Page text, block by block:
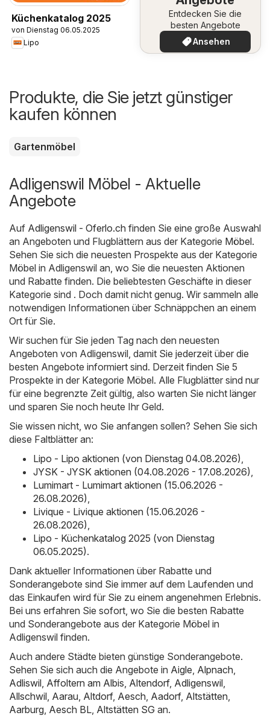
Küchenkatalog 2025
von Dienstag 06.05.2025
Lipo
Entdecken Sie die
besten Angebote
Ansehen
Produkte, die Sie jetzt günstiger
kaufen können
Gartenmöbel
Adligenswil Möbel - Aktuelle
Angebote
Auf Adligenswil - Oferlo.ch finden Sie eine große Auswahl
an Angeboten und Flugblättern aus der Kategorie Möbel.
Sehen Sie sich die neuesten Prospekte aus der Kategorie
Möbel in Adligenswil an, wo Sie die neuesten Aktionen
und Rabatte finden. Die beliebtesten Geschäfte in dieser
Kategorie sind . Doch damit nicht genug. Wir sammeln alle
notwendigen Informationen über Schnäppchen an einem
Ort für Sie.
Wir suchen für Sie jeden Tag nach den neuesten
Angeboten von Adligenswil, damit Sie jederzeit über die
besten Angebote informiert sind. Derzeit finden Sie 5
Prospekte in der Kategorie Möbel. Alle Flugblätter sind nur
für eine begrenzte Zeit gültig, also warten Sie nicht länger
und sparen Sie noch heute Ihr Geld.
Sie wissen nicht, wo Sie anfangen sollen? Sehen Sie sich
diese Faltblätter an:
Lipo - Lipo aktionen (von Dienstag 04.08.2026)
JYSK - JYSK aktionen (04.08.2026 - 17.08.2026)
Lumimart - Lumimart aktionen (15.06.2026 -
26.08.2026)
Livique - Livique aktionen (15.06.2026 -
26.08.2026)
Lipo - Küchenkatalog 2025 (von Dienstag
06.05.2025).
Dank aktueller Informationen über Rabatte und
Sonderangebote sind Sie immer auf dem Laufenden und
das Einkaufen wird für Sie zu einem angenehmen Erlebnis.
Bei uns erfahren Sie sofort, wo Sie die besten Rabatte
und Sonderangebote aus der Kategorie Möbel in
Adligenswil finden.
Auch andere Städte bieten günstige Sonderangebote.
Sehen Sie sich auch die Angebote in Aigle Alpnach
Adliswil Affoltern am Albis Altendorf, Adligenswil
Allschwil Aarau Altdorf, Aesch Aadorf, Altstätten
Aarburg Aesch BL Altstätten SG an.